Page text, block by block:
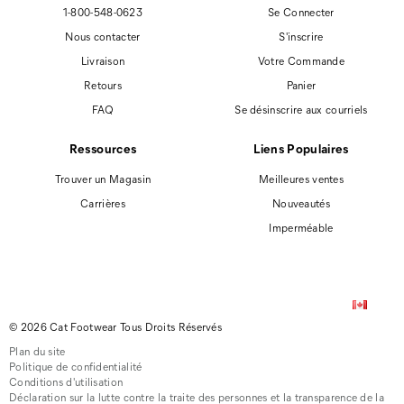
1-800-548-0623
Nous contacter
Livraison
Retours
FAQ
Se Connecter
S'inscrire
Votre Commande
Panier
Se désinscrire aux courriels
Ressources
Trouver un Magasin
Carrières
Liens Populaires
Meilleures ventes
Nouveautés
Imperméable
© 2026 Cat Footwear Tous Droits Réservés
Plan du site
Politique de confidentialité
Conditions d'utilisation
Déclaration sur la lutte contre la traite des personnes et la transparence de la